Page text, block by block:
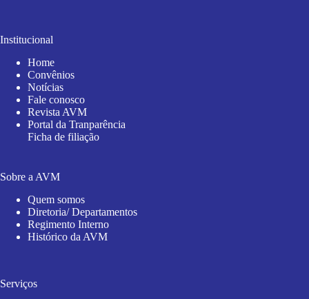
Institucional
Home
Convênios
Notícias
Fale conosco
Revista AVM
Portal da Tranparência
Ficha de filiação
Sobre a AVM
Quem somos
Diretoria/ Departamentos
Regimento Interno
Histórico da AVM
Serviços